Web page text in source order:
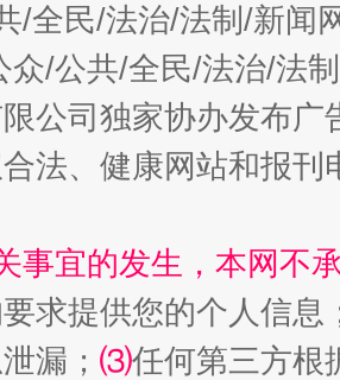
/全民/法治/法制/新闻
众/公共/全民/法治/法
限公司独家协办发布
法、健康网站和报
事宜的发生，本网不
求提供您的个人信息
漏； ⑶任何第三方根